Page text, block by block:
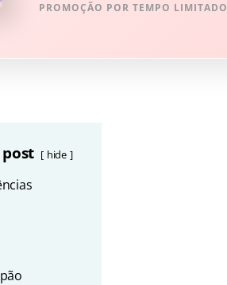
PROMOÇÃO POR TEMPO LIMITADO
hide